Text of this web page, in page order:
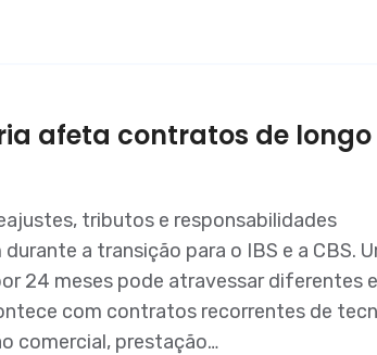
afeta contratos de longo
tributos e responsabilidades
a transição para o IBS e a CBS.
24 meses pode atravessar diferentes
com contratos recorrentes de
comercial, prestação…